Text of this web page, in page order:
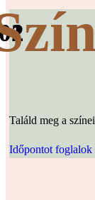
Találd meg a
Időpontot foglalok